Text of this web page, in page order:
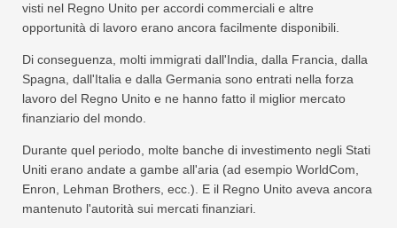
visti nel Regno Unito per accordi commerciali e altre
opportunità di lavoro erano ancora facilmente disponibili.
Di conseguenza, molti immigrati dall'India, dalla Francia, dalla
Spagna, dall'Italia e dalla Germania sono entrati nella forza
lavoro del Regno Unito e ne hanno fatto il miglior mercato
finanziario del mondo.
Durante quel periodo, molte banche di investimento negli Stati
Uniti erano andate a gambe all'aria (ad esempio WorldCom,
Enron, Lehman Brothers, ecc.). E il Regno Unito aveva ancora
mantenuto l'autorità sui mercati finanziari.